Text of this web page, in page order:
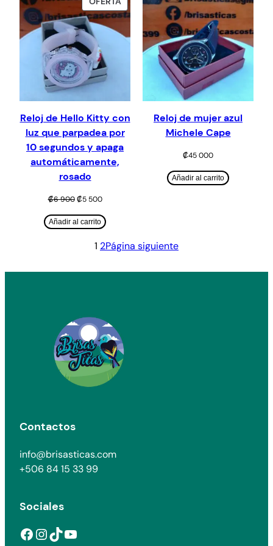
EN
Reloj de Hello Kitty con
luz que parpadea por
10 segundos y apaga
automáticamente,
rosado
₡6 900 El
original
era:
₡5 500El
actual
es:
₡5
500.
Añadir al carrito
Reloj de mujer azul
Michele Cape
₡45 000
Añadir al carrito
1 2Página siguiente
Contactos
info@brisasticas.com
+506 84 15 33 99
Sociales
Facebook InstagramTikTok YouTube